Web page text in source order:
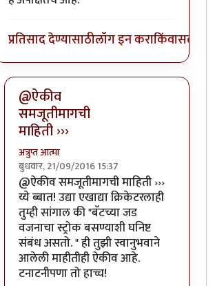
प्रतिसाद देण्यासाठीलॉग इन कराकिंवासदस्य
@ऐकीव
समजूतीमागची
माहिती ›››
अत्रुप्त आत्मा
बुधवार, 21/09/2016 15:37
In reply toऐकीव समजूतीमागची माहिती देता
@ऐकीव समजूतीमागची माहिती ›››
य्ये ब्बात! उद्या एखाद्या क्रिकेटरलाही
तुम्ही सांगाल की "बॅटच्या जड
वजनाचा स्ट्रोक बसण्याशी घनिष्ट
संबंध असतो. " ही तुझी स्वानुभवाने
आलेली माहीतीही ऐकीव आहे.
टनाटनीपणा तो हाच्च!